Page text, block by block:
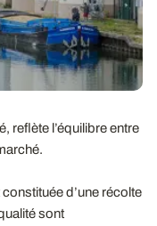
reflète l’équilibre entre
d’une récolte
sont